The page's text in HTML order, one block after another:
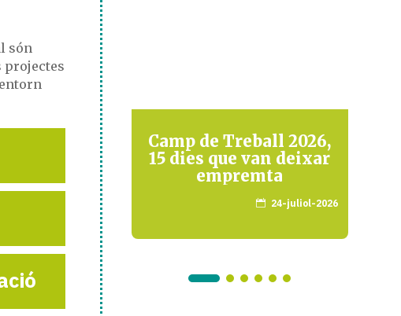
són
projectes
 5-maig-2026
Camp de Treball 2026,
15 dies que van deixar
empremta
 24-juliol-2026